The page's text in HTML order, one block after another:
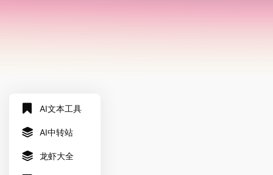
AI文本工具
AI中转站
龙虾大全